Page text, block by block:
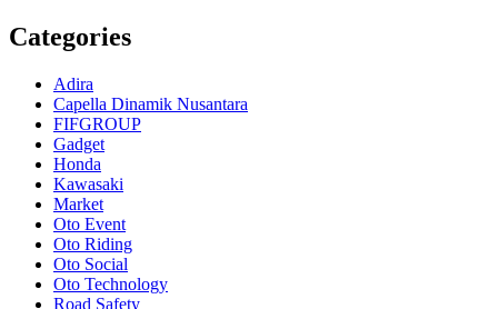
Categories
Adira
Capella Dinamik Nusantara
FIFGROUP
Gadget
Honda
Kawasaki
Market
Oto Event
Oto Riding
Oto Social
Oto Technology
Road Safety